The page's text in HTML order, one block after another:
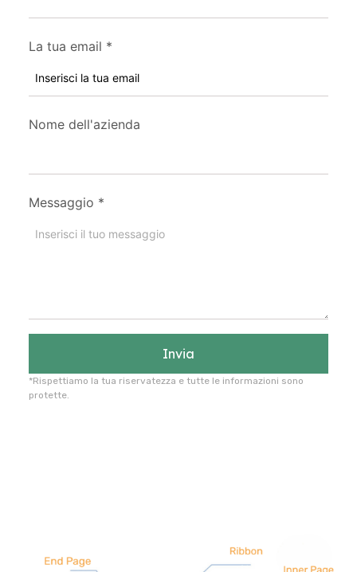
La tua email *
Nome dell'azienda
Messaggio *
Invia
*Rispettiamo la tua riservatezza e tutte le informazioni sono
protette.